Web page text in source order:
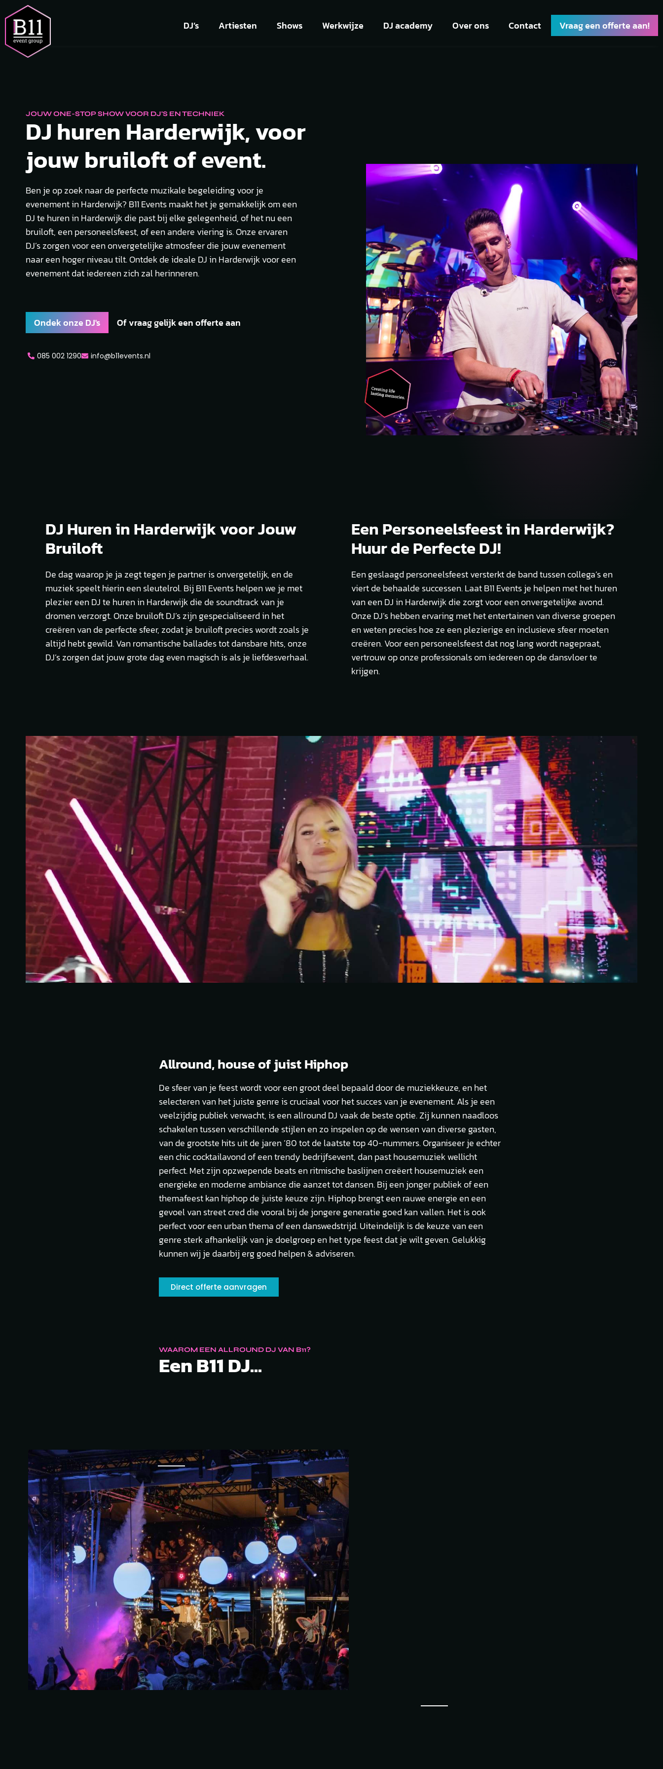
DJ’s Artiesten Shows Werkwijze DJ academy Over ons Contact Vraag een offerte aan!
JOUW ONE-STOP SHOW VOOR DJ'S EN TECHNIEK
DJ huren Harderwijk, voor
jouw bruiloft of event.
Ben je op zoek naar de perfecte muzikale begeleiding voor je
evenement in Harderwijk? B11 Events maakt het je gemakkelijk om een
DJ te huren in Harderwijk die past bij elke gelegenheid, of het nu een
bruiloft, een personeelsfeest, of een andere viering is. Onze ervaren
DJ’s zorgen voor een onvergetelijke atmosfeer die jouw evenement
naar een hoger niveau tilt. Ontdek de ideale DJ in Harderwijk voor een
evenement dat iedereen zich zal herinneren.
Ondek onze DJ's Of vraag gelijk een offerte aan
085 002 1290 info@b11events.nl
DJ Huren in Harderwijk voor Jouw
Bruiloft
De dag waarop je ja zegt tegen je partner is onvergetelijk, en de
muziek speelt hierin een sleutelrol. Bij B11 Events helpen we je met
plezier een DJ te huren in Harderwijk die de soundtrack van je
dromen verzorgt. Onze bruiloft DJ’s zijn gespecialiseerd in het
creëren van de perfecte sfeer, zodat je bruiloft precies wordt zoals je
altijd hebt gewild. Van romantische ballades tot dansbare hits, onze
DJ’s zorgen dat jouw grote dag even magisch is als je liefdesverhaal.
Een Personeelsfeest in Harderwijk?
Huur de Perfecte DJ!
Een geslaagd personeelsfeest versterkt de band tussen collega’s en
viert de behaalde successen. Laat B11 Events je helpen met het huren
van een DJ in Harderwijk die zorgt voor een onvergetelijke avond.
Onze DJ’s hebben ervaring met het entertainen van diverse groepen
en weten precies hoe ze een plezierige en inclusieve sfeer moeten
creëren. Voor een personeelsfeest dat nog lang wordt nagepraat,
vertrouw op onze professionals om iedereen op de dansvloer te
krijgen.
Allround, house of juist Hiphop
De sfeer van je feest wordt voor een groot deel bepaald door de muziekkeuze, en het
selecteren van het juiste genre is cruciaal voor het succes van je evenement. Als je een
veelzijdig publiek verwacht, is een allround DJ vaak de beste optie. Zij kunnen naadloos
schakelen tussen verschillende stijlen en zo inspelen op de wensen van diverse gasten,
van de grootste hits uit de jaren ’80 tot de laatste top 40-nummers. Organiseer je echter
een chic cocktailavond of een trendy bedrijfsevent, dan past housemuziek wellicht
perfect. Met zijn opzwepende beats en ritmische baslijnen creëert housemuziek een
energieke en moderne ambiance die aanzet tot dansen. Bij een jonger publiek of een
themafeest kan hiphop de juiste keuze zijn. Hiphop brengt een rauwe energie en een
gevoel van street cred die vooral bij de jongere generatie goed kan vallen. Het is ook
perfect voor een urban thema of een danswedstrijd. Uiteindelijk is de keuze van een
genre sterk afhankelijk van je doelgroep en het type feest dat je wilt geven. Gelukkig
kunnen wij je daarbij erg goed helpen & adviseren.
Direct offerte aanvragen
WAAROM EEN ALLROUND DJ VAN B11?
Een B11 DJ...